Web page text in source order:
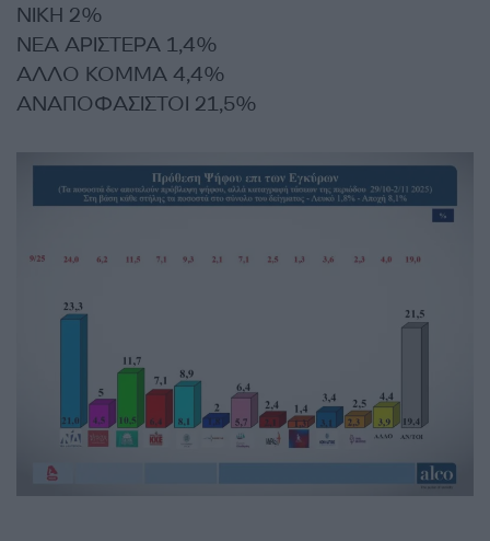
ΝΙΚΗ 2%
ΝΕΑ ΑΡΙΣΤΕΡΑ 1,4%
ΑΛΛΟ ΚΟΜΜΑ 4,4%
ΑΝΑΠΟΦΑΣΙΣΤΟΙ 21,5%